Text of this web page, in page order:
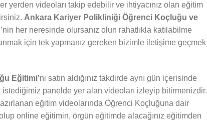
yerden videoları takip edebilir ve ihtiyacınız olan eğitim
Ankara Kariyer Polikliniği Öğrenci Koçluğu ve
her neresinde olursanız olun rahatlıkla katılabilme
için tek yapmanız gereken bizimle iletişime geçmek
Eğitimi’ni satın aldığınız takdirde aynı gün içerisinde
panelde yer alan videoları izleyip bitirmenizdir.
eğitim videolarında Öğrenci Koçluğuna dair
online eğitimin, örgün eğitimde alacağınız eğitimden